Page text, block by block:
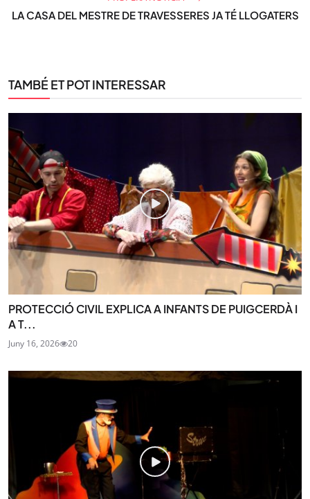
LA CASA DEL MESTRE DE TRAVESSERES JA TÉ LLOGATERS
TAMBÉ ET POT INTERESSAR
PROTECCIÓ CIVIL EXPLICA A INFANTS DE PUIGCERDÀ I
A T...
Juny 16, 2026 20